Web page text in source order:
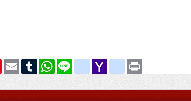
Email TumblrWhatsApp Line
google_bookmarks
Yahoo
yahoo_messenger Print